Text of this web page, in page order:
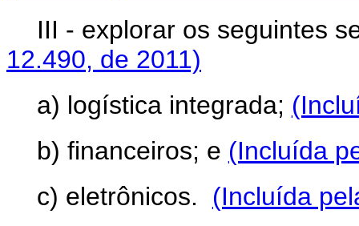
III - explorar os seguintes
12.490, de 2011)
a) logística integrada;
b) financeiros; e (Incluída
c) eletrônicos. (Incluída